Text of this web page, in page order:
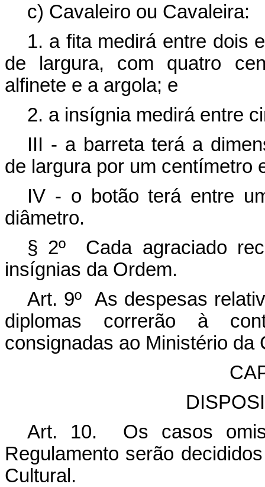
c) Cavaleiro ou Cavaleira:
1. a fita medirá entre dois
de largura, com quatro
alfinete e a argola; e
2. a insígnia medirá entre
III - a barreta terá a
de largura por um centímetro
IV - o botão terá entre
diâmetro.
§ 2º Cada agraciado
insígnias da Ordem.
Art. 9º As despesas
diplomas correrão à
consignadas ao Ministério da
Art. 10. Os casos
Regulamento serão
Cultural.